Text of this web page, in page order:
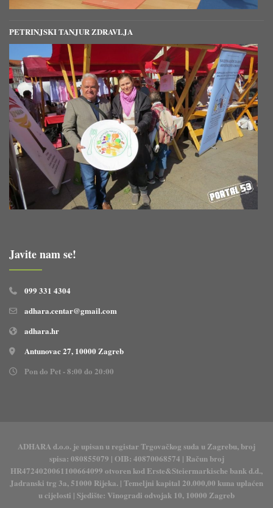
PETRINJSKI TANJUR ZDRAVLJA
Javite nam se!
099 331 4304
adhara.centar@gmail.com
adhara.hr
Antunovac 27, 10000 Zagreb
Pon do Pet - 8:00 do 20:00
ADHARA d.o.o. je upisan u registar Trgovačkog suda u Zagrebu, broj
spisa: 080855079 | OIB: 40870068574 | Račun broj
HR4724020061100664099 otvoren kod Erste&Steiermarkische bank d.d.,
Jadranski trg 3a, 51000 Rijeka. | Temeljni kapital 20.000,00 kuna uplaćen
u cijelosti | Sjedište: Vinogradi odvojak 10, 10000 Zagreb